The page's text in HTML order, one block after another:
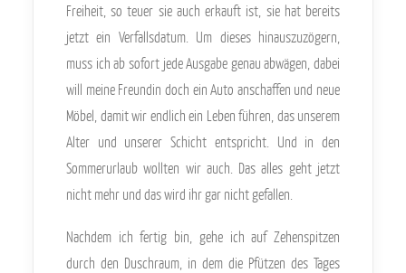
Freiheit, so teuer sie auch erkauft ist, sie hat bereits
jetzt ein Verfallsdatum. Um dieses hinauszuzögern,
muss ich ab sofort jede Ausgabe genau abwägen, dabei
will meine Freundin doch ein Auto anschaffen und neue
Möbel, damit wir endlich ein Leben führen, das unserem
Alter und unserer Schicht entspricht. Und in den
Sommerurlaub wollten wir auch. Das alles geht jetzt
nicht mehr und das wird ihr gar nicht gefallen.
Nachdem ich fertig bin, gehe ich auf Zehenspitzen
durch den Duschraum, in dem die Pfützen des Tages